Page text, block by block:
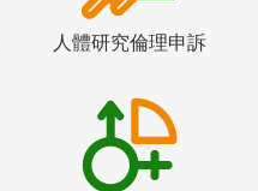
人體研究倫理申訴